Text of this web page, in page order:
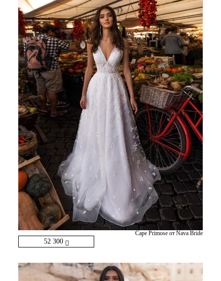
52 300
Cape Primose от Nava Bride